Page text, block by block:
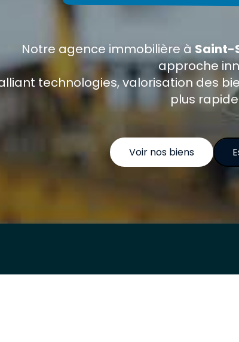
Notre agence immobilière à Saint-
approche
technologies, valorisation des
plus
Voir nos biens